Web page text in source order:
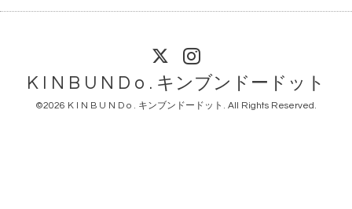
K I N B U N D o . キンブンドードット
©2026 K I N B U N D o . キンブンドードット . All Rights Reserved.